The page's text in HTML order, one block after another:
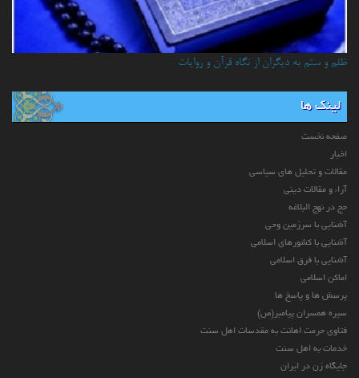
ظلم و ستم به دیگران از نگاه قرآن و روایات
لینک ها
صفحه نخست
اخبار
مقالات و تحلیل های سیاسی
آراء و مقالات دینی
حج در نهج البلاغه
آشنایی با سرزمین وحی
آشنایی با کشورهای اسلامی
آشنایی با فرق اسلامی
اماکن اسلامی
پرسش ها و پاسخ ها
سیره همسران پیامبر(ص)
فتاوی حرمت اهانت به مقدسات اهل سنت
خدمات به اهل سنت
جایگاه زن در ایران